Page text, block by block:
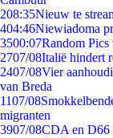
208:35Nieuw te
404:46Niewiadoma
3500:07Random
2707/08Italië hindert
2407/08Vier
van Breda
1107/08
migranten
3907/08CDA en D66